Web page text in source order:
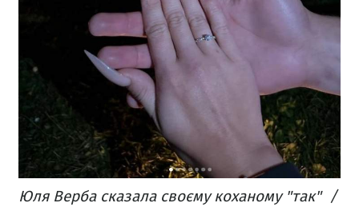
Юля Верба сказала своєму коханому "так" /